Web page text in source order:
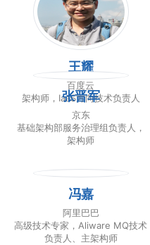
王耀
百度云
架构师，IaaS方向技术负责人
张晋军
京东
基础架构部服务治理组负责人，
架构师
冯嘉
阿里巴巴
高级技术专家，Aliware MQ技术
负责人、主架构师